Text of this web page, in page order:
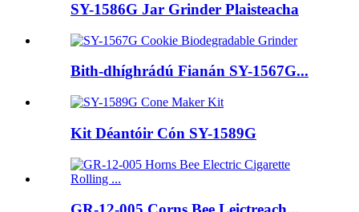
SY-1586G Jar Grinder Plaisteacha
Bith-dhíghrádú Fianán SY-1567G...
Kit Déantóir Cón SY-1589G